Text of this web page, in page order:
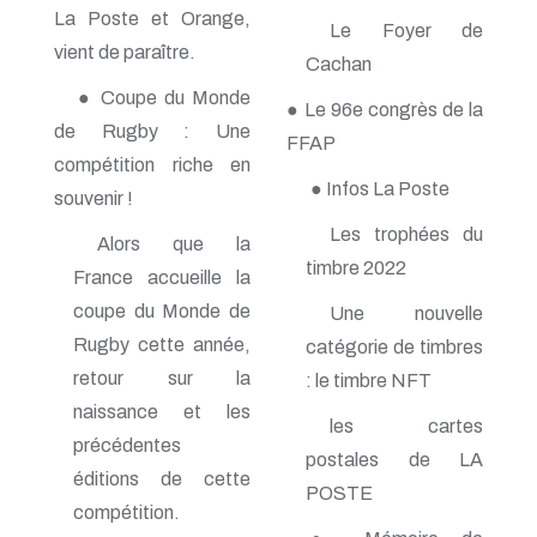
n° 140 - Juillet 2009
n° 139 - Avril 2009
n° 138 - Janvier 2009
n° 137 - Octobre 2008
n° 135 - Avril 2008
n° 134 - Janvier 2008
n° 133 - Octobre 2007
n° 132 - Juillet 2007
n° 131 - Avril 2007
n° 130 - Janvier 2007
n° 129 - Octobre 2006
n° 128 - Juillet 2006
n° 126 - Janvier 2006
n° 125 - Octobre 2005
n° 124 - Juillet 2005
n° 122 - Janvier 2005
n° 121 - Octobre 2004
n° 119 - Avril 2004
La Poste et Orange,
vient de paraître.
● Coupe du Monde
de Rugby : Une
compétition riche en
souvenir !
Alors que la
France accueille la
coupe du Monde de
Rugby cette année,
retour sur la
naissance et les
précédentes
éditions de cette
compétition.
Le Foyer de
Cachan
● Le 96e congrès de la
FFAP
● Infos La Poste
Les trophées du
timbre 2022
Une nouvelle
catégorie de timbres
: le timbre NFT
les cartes
postales de LA
POSTE